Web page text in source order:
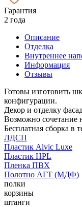
Гарантия
2 года
Описание
Отделка
Внутреннее
Информация
Отзывы
Готовы изготовить
конфигурации.
Декор и отделку
Возможно сочетание
Бесплатная сборка в
ЛДСП
Пластик Alvic Luxe
Пластик HPL
Пленка ПВХ
Полотно АГТ (МДФ)
полки
корзины
штанги